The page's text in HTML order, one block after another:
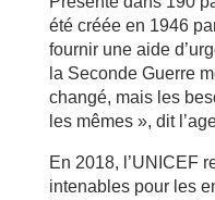
été créée en 1946
fournir une aide
la Seconde Guerre
changé, mais les
les mêmes », dit
En 2018, l’UNICEF
intenables pour les